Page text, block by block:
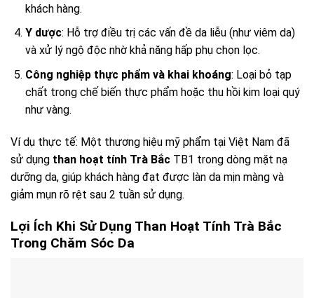
khách hàng.
Y dược: Hỗ trợ điều trị các vấn đề da liễu (như viêm da)
và xử lý ngộ độc nhờ khả năng hấp phụ chọn lọc.
Công nghiệp thực phẩm và khai khoáng: Loại bỏ tạp
chất trong chế biến thực phẩm hoặc thu hồi kim loại quý
như vàng.
Ví dụ thực tế: Một thương hiệu mỹ phẩm tại Việt Nam đã
sử dụng than hoạt tính Trà Bắc TB1 trong dòng mặt nạ
dưỡng da, giúp khách hàng đạt được làn da mịn màng và
giảm mụn rõ rệt sau 2 tuần sử dụng.
Lợi Ích Khi Sử Dụng Than Hoạt Tính Trà Bắc
Trong Chăm Sóc Da